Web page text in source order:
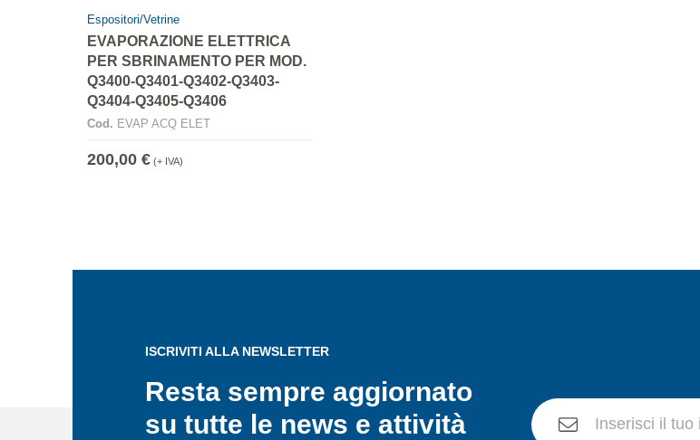
Espositori/Vetrine
EVAPORAZIONE ELETTRICA
PER SBRINAMENTO PER MOD.
Q3400-Q3401-Q3402-Q3403-
Q3404-Q3405-Q3406
Cod. EVAP ACQ ELET
200,00 € (+ IVA)
ISCRIVITI ALLA NEWSLETTER
Resta sempre aggiornato
su tutte le news e attività